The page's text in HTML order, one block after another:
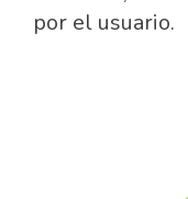
por el usuario.